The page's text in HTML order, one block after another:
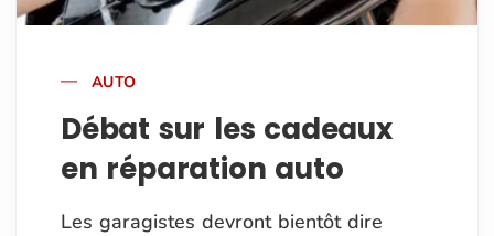
AUTO
Débat sur les cadeaux
en réparation auto
Les garagistes devront bientôt dire